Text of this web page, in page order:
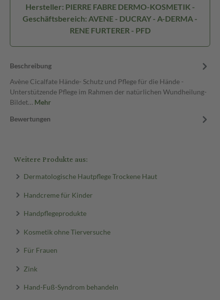
Hersteller: PIERRE FABRE DERMO-KOSMETIK -
Geschäftsbereich: AVENE - DUCRAY - A-DERMA -
RENE FURTERER - PFD
Beschreibung
Avène Cicalfate Hände- Schutz und Pflege für die Hände -
Unterstützende Pflege im Rahmen der natürlichen Wundheilung-
Bildet… Mehr
Bewertungen
Weitere Produkte aus:
Dermatologische Hautpflege Trockene Haut
Handcreme für Kinder
Handpflegeprodukte
Kosmetik ohne Tierversuche
Für Frauen
Zink
Hand-Fuß-Syndrom behandeln